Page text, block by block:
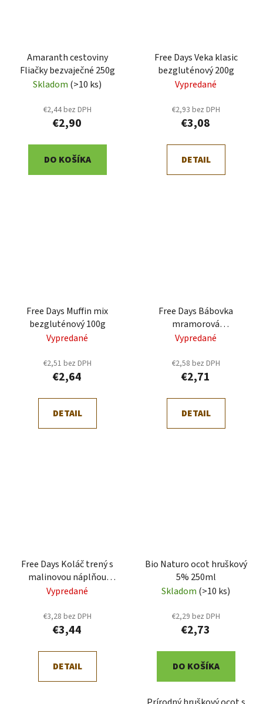
Amaranth cestoviny
Fliačky bezvaječné 250g
Skladom (>10 ks)
€2,44 bez DPH
€2,90
DO KOŠÍKA
Free Days Veka klasic
bezgluténový 200g
Vypredané
€2,93 bez DPH
€3,08
DETAIL
Free Days Muffin mix
bezgluténový 100g
Vypredané
€2,51 bez DPH
€2,64
DETAIL
Free Days Bábovka
mramorová
bezgluténový 100g
Vypredané
€2,58 bez DPH
€2,71
DETAIL
Free Days Koláč trený s
malinovou náplňou
bezgluténový 180g
Vypredané
€3,28 bez DPH
€3,44
DETAIL
Bio Naturo ocot hruškový
5% 250ml
Skladom (>10 ks)
€2,29 bez DPH
€2,73
DO KOŠÍKA